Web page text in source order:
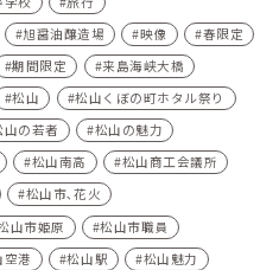
旭醤油醸造場 映像
春限定
期間限定
来島海峡大橋
松山
松山くぼの町ホタル祭り
山の若者
松山の魅力
松山南高
松山商工会議所
松山市､花火
山市姫原
松山市職員
空港 松山駅
松山魅力